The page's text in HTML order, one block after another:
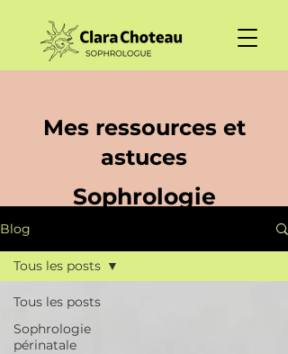
Mes ressources et
astuces
Sophrologie
Blog
Tous les posts
Sophrologie
périnatale
Tous les posts